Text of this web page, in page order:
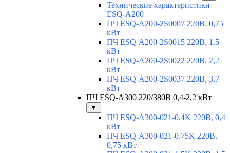
Технические характеристики
ESQ-A200
ПЧ ESQ-A200-2S0007 220В, 0,75
кВт
ПЧ ESQ-A200-2S0015 220В, 1,5
кВт
ПЧ ESQ-A200-2S0022 220В, 2,2
кВт
ПЧ ESQ-A200-2S0037 220В, 3,7
кВт
ПЧ ESQ-A300 220/380В 0,4-2,2 кВт
▼
ПЧ ESQ-A300-021-0.4K 220В, 0,4
кВт
ПЧ ESQ-A300-021-0.75K 220В,
0,75 кВт